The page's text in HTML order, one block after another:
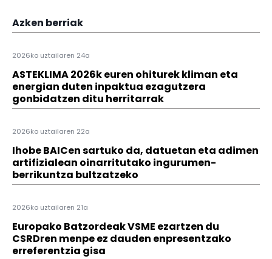
Azken berriak
2026ko uztailaren 24a
ASTEKLIMA 2026k euren ohiturek kliman eta
energian duten inpaktua ezagutzera
gonbidatzen ditu herritarrak
2026ko uztailaren 22a
Ihobe BAICen sartuko da, datuetan eta adimen
artifizialean oinarritutako ingurumen-
berrikuntza bultzatzeko
2026ko uztailaren 21a
Europako Batzordeak VSME ezartzen du
CSRDren menpe ez dauden enpresentzako
erreferentzia gisa